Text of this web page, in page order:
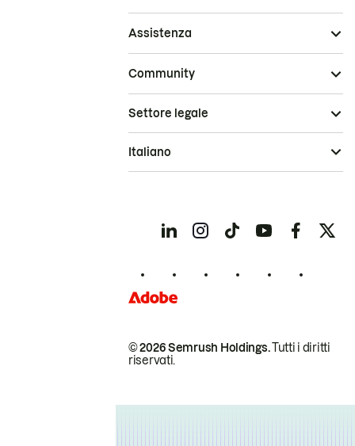
Assistenza
Community
© 2026 Semrush Holdings.Tutti i diritti
riservati.
Settore legale
Italiano